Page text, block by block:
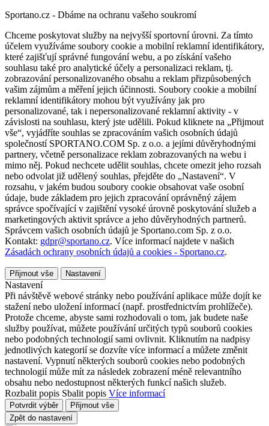
Sportano.cz - Dbáme na ochranu vašeho soukromí
Chceme poskytovat služby na nejvyšší sportovní úrovni. Za tímto
účelem využíváme soubory cookie a mobilní reklamní identifikátory,
které zajišťují správné fungování webu, a po získání vašeho
souhlasu také pro analytické účely a personalizaci reklam, tj.
zobrazování personalizovaného obsahu a reklam přizpůsobených
vašim zájmům a měření jejich účinnosti. Soubory cookie a mobilní
reklamní identifikátory mohou být využívány jak pro
personalizované, tak i nepersonalizované reklamní aktivity - v
závislosti na souhlasu, který jste udělili. Pokud kliknete na „Přijmout
vše“, vyjádříte souhlas se zpracováním vašich osobních údajů
společností SPORTANO.COM Sp. z o.o. a jejími důvěryhodnými
partnery, včetně personalizace reklam zobrazovaných na webu i
mimo něj. Pokud nechcete udělit souhlas, chcete omezit jeho rozsah
nebo odvolat již udělený souhlas, přejděte do „Nastavení“. V
rozsahu, v jakém budou soubory cookie obsahovat vaše osobní
údaje, bude základem pro jejich zpracování oprávněný zájem
správce spočívající v zajištění vysoké úrovně poskytování služeb a
marketingových aktivit správce a jeho důvěryhodných partnerů.
Správcem vašich osobních údajů je Sportano.com Sp. z o.o.
Kontakt: gdpr@sportano.cz. Více informací najdete v našich
Zásadách ochrany osobních údajů a cookies - Sportano.cz.
Přijmout vše Nastavení
Nastavení
Při návštěvě webové stránky nebo používání aplikace může dojít ke
stažení nebo uložení informací (např. prostřednictvím prohlížeče).
Protože chceme, abyste sami rozhodovali o tom, jak budete naše
služby používat, můžete používání určitých typů souborů cookies
nebo podobných technologií sami ovlivnit. Kliknutím na nadpisy
jednotlivých kategorií se dozvíte více informací a můžete změnit
nastavení. Vypnutí některých souborů cookies nebo podobných
technologií může mít za následek zobrazení méně relevantního
obsahu nebo nedostupnost některých funkcí našich služeb.
Rozbalit popis Sbalit popis Více informací
Potvrdit výběr
Přijmout vše
Zpět do nastavení